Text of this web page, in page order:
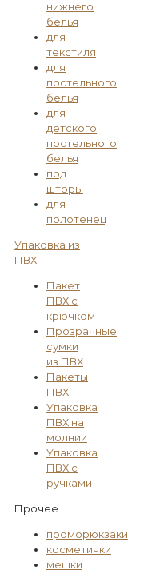
нижнего
белья
для
текстиля
для
постельного
белья
для
детского
постельного
белья
под
шторы
для
полотенец
Упаковка из
ПВХ
Пакет
ПВХ с
крючком
Прозрачные
сумки
из ПВХ
Пакеты
ПВХ
Упаковка
ПВХ на
молнии
Упаковка
ПВХ с
ручками
Прочее
проморюкзаки
косметички
мешки